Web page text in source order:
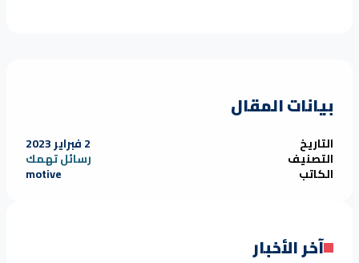
بيانات المقال
التاريخ 2 فبراير 2023
التصنيف رسائل تهمك
الكاتب motive
آخر الأخبار